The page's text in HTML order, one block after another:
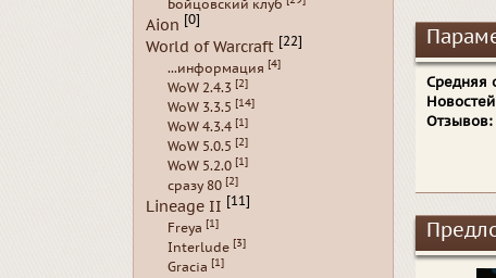
Средняя
Отзывов:
Бойцовский клуб
Aion [0]
World of Warcraft [22]
...информация [4]
WoW 2.4.3 [2]
WoW 3.3.5 [14]
WoW 4.3.4 [1]
WoW 5.0.5 [2]
WoW 5.2.0 [1]
сразу 80 [2]
Lineage II [11]
Freya [1]
Interlude [3]
Gracia [1]